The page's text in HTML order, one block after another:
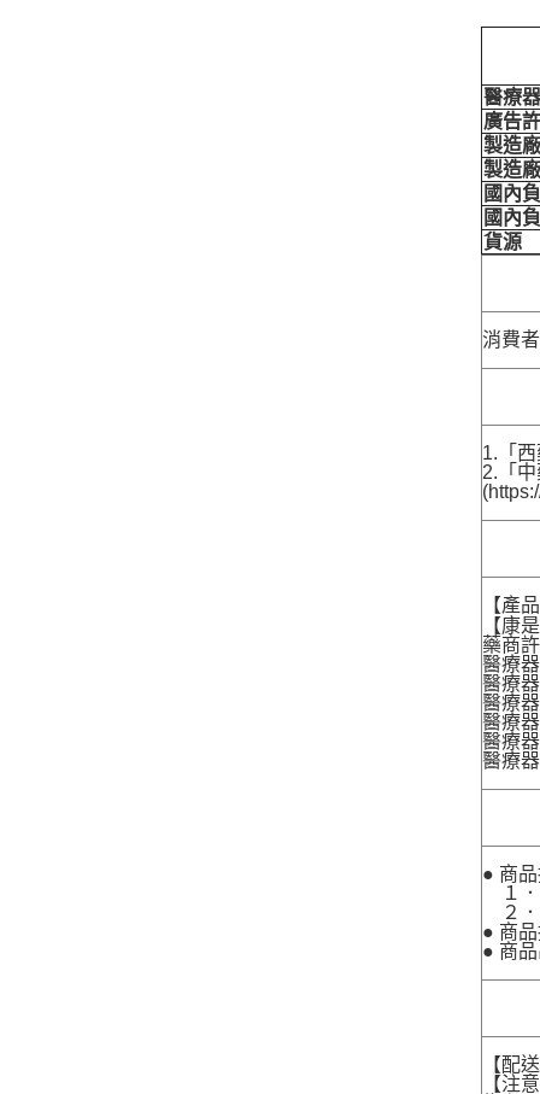
醫療
廣告
製造
製造
國內
國內
貨源
消費
1.「
2.「
【產
【康
藥商
醫療
醫療
醫療
醫療
醫療
醫療
● 商
１．
２．
● 商
● 商
【配
【注